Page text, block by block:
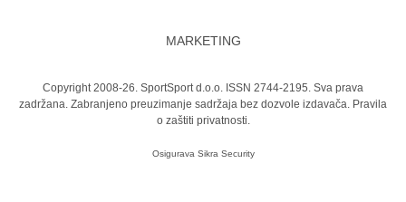
MARKETING
Copyright 2008-26. SportSport d.o.o. ISSN 2744-2195. Sva prava
zadržana. Zabranjeno preuzimanje sadržaja bez dozvole izdavača. Pravila
o zaštiti privatnosti.
Osigurava Sikra Security